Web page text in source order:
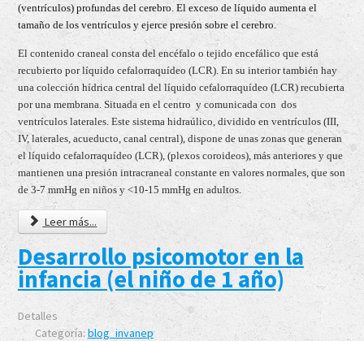
(ventrículos) profundas del cerebro. El exceso de líquido aumenta el
tamaño de los ventrículos y ejerce presión sobre el cerebro.
El contenido craneal consta del encéfalo o tejido encefálico que está
recubierto por líquido cefalorraquídeo (LCR). En su interior también hay
una colección hídrica central del líquido cefalorraquídeo (LCR) recubierta
por una membrana. Situada en el centro y comunicada con dos
ventrículos laterales. Este sistema hidraúlico, dividido en ventrículos (III,
IV, laterales, acueducto, canal central), dispone de unas zonas que generan
el líquido cefalorraquídeo (LCR), (plexos coroideos), más anteriores y que
mantienen una presión intracraneal constante en valores normales, que son
de 3-7 mmHg en niños y <10-15 mmHg en adultos.
Leer más...
Desarrollo psicomotor en la
infancia (el niño de 1 año)
Detalles
Categoría: blog_invanep